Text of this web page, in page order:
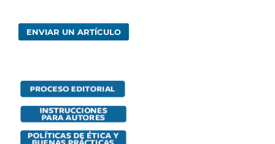
ENVIAR UN ARTÍCULO